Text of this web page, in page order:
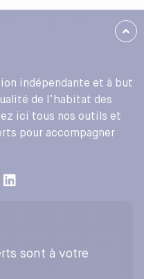
indépendante et à but
de l’habitat des
ici tous nos outils et
pour accompagner
sont à votre